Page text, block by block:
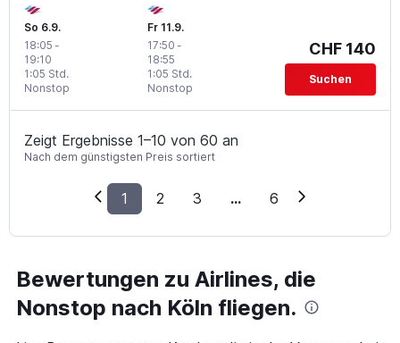
So 6.9.
18:05 -
19:10
Nonstop
1:05 Std.
Fr 11.9.
17:50 -
18:55
Nonstop
1:05 Std.
CHF 140
Suchen
Zeigt Ergebnisse 1–10 von 60 an
Nach dem günstigsten Preis sortiert
1 2 3 ... 6
Bewertungen zu Airlines, die
Nonstop nach Köln fliegen.